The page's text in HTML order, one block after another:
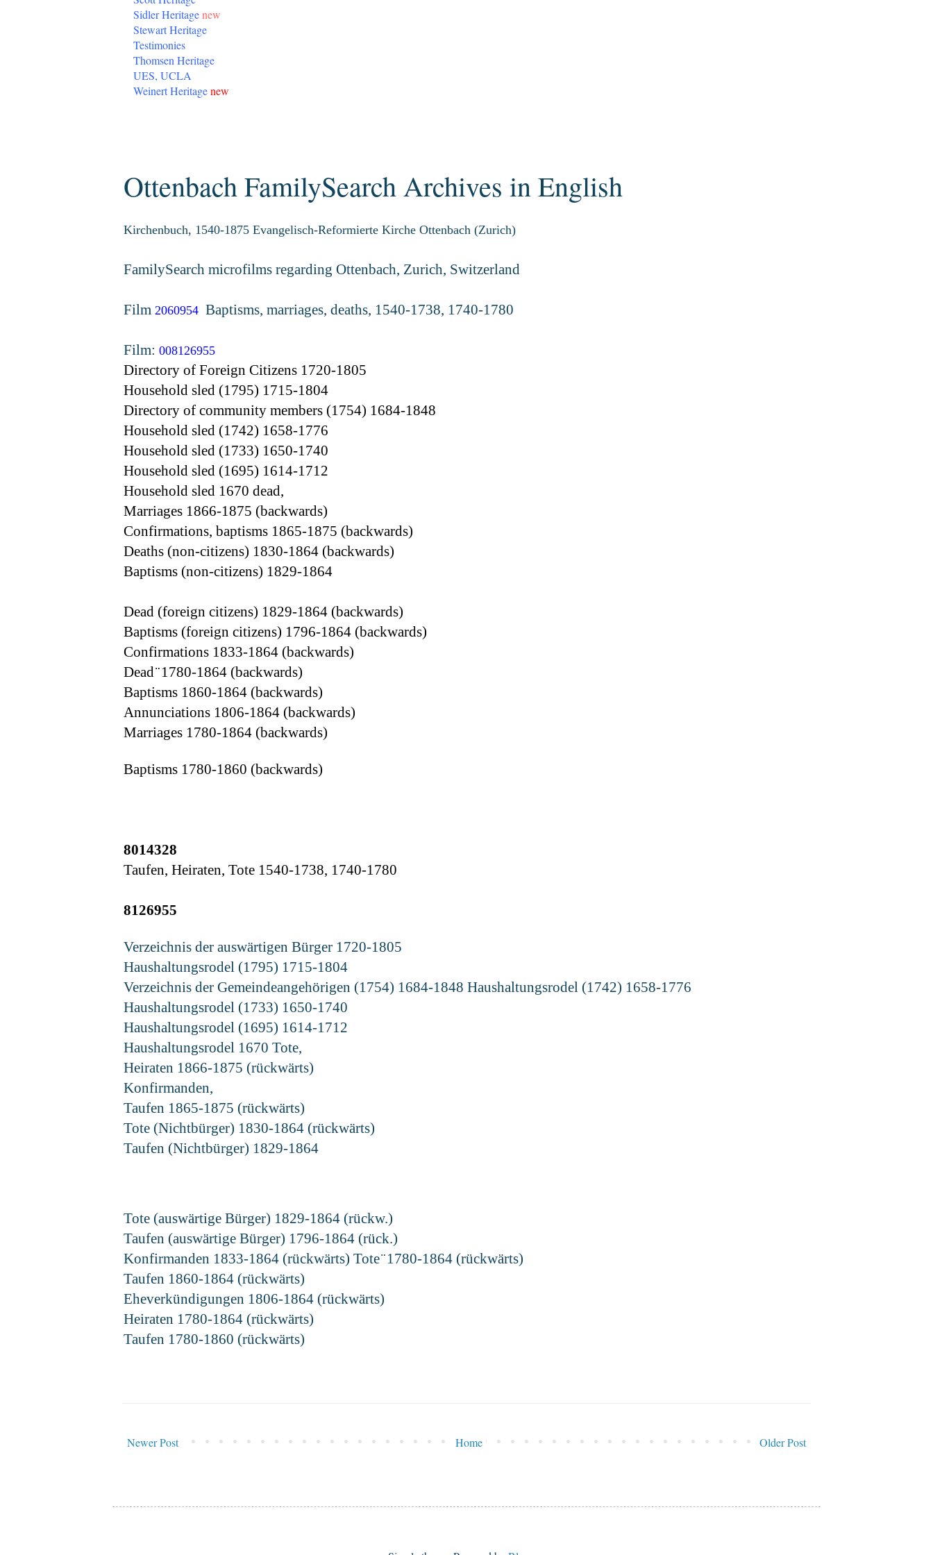
Sidler Heritagenew
Stewart Heritage
Testimonies
Thomsen Heritage
UES, UCLA
Weinert Heritagenew
Ottenbach FamilySearch Archives in English
Kirchenbuch, 1540-1875 Evangelisch-Reformierte Kirche Ottenbach (Zurich)
FamilySearch microfilms regarding Ottenbach, Zurich, Switzerland
Film 2060954 Baptisms, marriages, deaths, 1540-1738, 1740-1780
Film: 008126955
Directory of Foreign Citizens 1720-1805
Household sled (1795) 1715-1804
Directory of community members (1754) 1684-1848
Household sled (1742) 1658-1776
Household sled (1733) 1650-1740
Household sled (1695) 1614-1712
Household sled 1670 dead,
Marriages 1866-1875 (backwards)
Confirmations, baptisms 1865-1875 (backwards)
Deaths (non-citizens) 1830-1864 (backwards)
Baptisms (non-citizens) 1829-1864
Dead (foreign citizens) 1829-1864 (backwards)
Baptisms (foreign citizens) 1796-1864 (backwards)
Confirmations 1833-1864 (backwards)
Dead ̈ 1780-1864 (backwards)
Baptisms 1860-1864 (backwards)
Annunciations 1806-1864 (backwards)
Marriages 1780-1864 (backwards)
Baptisms 1780-1860 (backwards)
8014328
Taufen, Heiraten, Tote 1540-1738, 1740-1780
8126955
Verzeichnis der auswärtigen Bürger 1720-1805
Haushaltungsrodel (1795) 1715-1804
Verzeichnis der Gemeindeangehörigen (1754) 1684-1848 Haushaltungsrodel (1742) 1658-1776
Haushaltungsrodel (1733) 1650-1740
Haushaltungsrodel (1695) 1614-1712
Haushaltungsrodel 1670 Tote,
Heiraten 1866-1875 (rückwärts)
Konfirmanden,
Taufen 1865-1875 (rückwärts)
Tote (Nichtbürger) 1830-1864 (rückwärts)
Taufen (Nichtbürger) 1829-1864
Tote (auswärtige Bürger) 1829-1864 (rückw.)
Taufen (auswärtige Bürger) 1796-1864 (rück.)
Konfirmanden 1833-1864 (rückwärts) Tote ̈ 1780-1864 (rückwärts)
Taufen 1860-1864 (rückwärts)
Eheverkündigungen 1806-1864 (rückwärts)
Heiraten 1780-1864 (rückwärts)
Taufen 1780-1860 (rückwärts)
Newer Post Older Post
Home